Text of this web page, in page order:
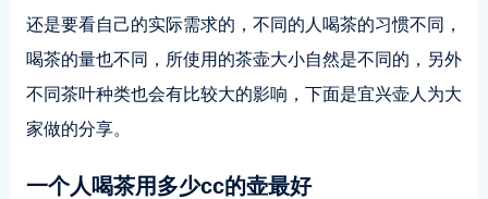
还是要看自己的实际需求的，不同的人喝茶的习惯不同，
喝茶的量也不同，所使用的茶壶大小自然是不同的，另外
不同茶叶种类也会有比较大的影响，下面是宜兴壶人为大
家做的分享。
一个人喝茶用多少cc的壶最好